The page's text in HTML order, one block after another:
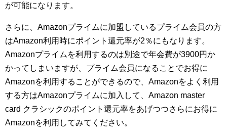
が可能になります。
さらに、Amazonプライムに加盟しているプライム会員の方
はAmazon利用時にポイント還元率が2％にもなります。
Amazonプライムを利用するのは別途で年会費が3900円か
かってしまいますが、プライム会員になることでお得に
Amazonを利用することができるので、Amazonをよく利用
する方はAmazonプライムに加入して、Amazon master
card クラシックのポイント還元率をあげつつさらにお得に
Amazonを利用してみてください。